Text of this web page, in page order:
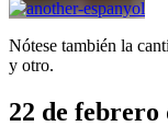
Nótese también la
y otro.
22 de febrero